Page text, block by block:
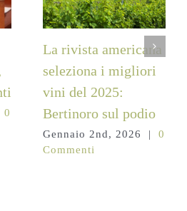
0
La rivista americana
seleziona i migliori
vini del 2025:
Bertinoro sul podio
Gennaio 2nd, 2026 |
0
Commenti